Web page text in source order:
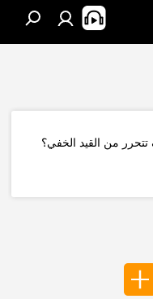
من القيد الخفي؟